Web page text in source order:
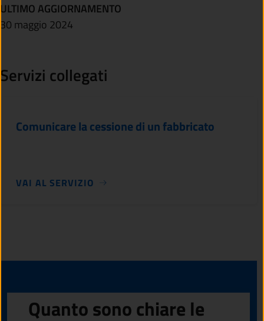
ULTIMO AGGIORNAMENTO
30 maggio 2024
Servizi collegati
Comunicare la cessione di un fabbricato
VAI AL SERVIZIO
Quanto sono chiare le